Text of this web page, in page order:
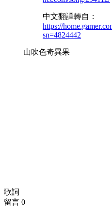
中文翻譯轉自：
https://
sn=4824442
山吹色奇異果
歌詞
留言 0